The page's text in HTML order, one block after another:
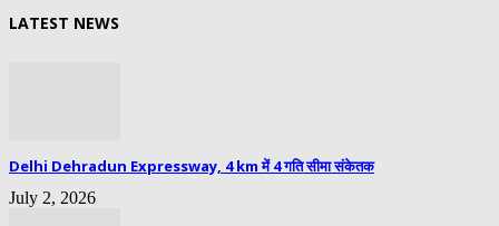
LATEST NEWS
Delhi Dehradun Expressway, 4 km में 4 गति सीमा संकेतक
July 2, 2026